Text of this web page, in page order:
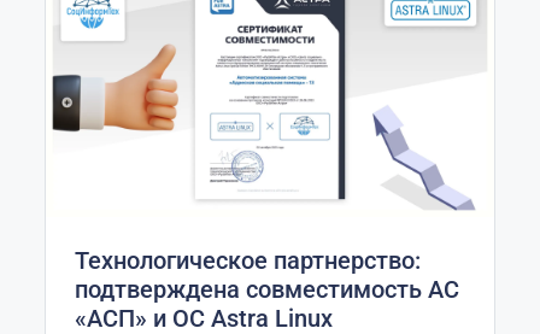
Технологическое партнерство:
подтверждена совместимость АС
«АСП» и ОС Аstra Linux